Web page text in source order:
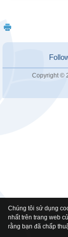
Copyright ©
Chúng tôi sử dụng
nhất trên trang web
rằng bạn đã chấp